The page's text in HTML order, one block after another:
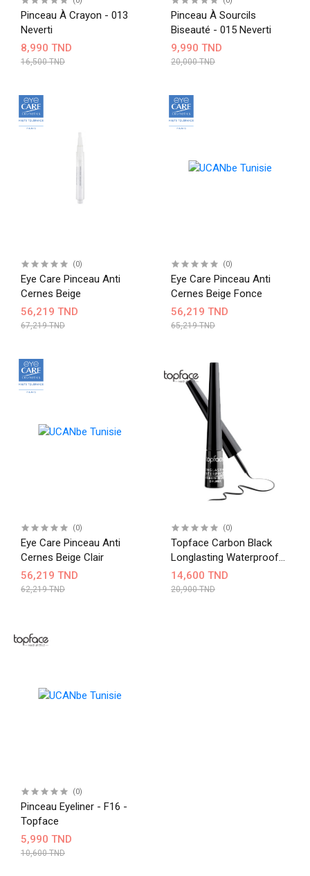
Pinceau À Crayon - 013
Neverti
8,990 TND
16,500 TND
Pinceau À Sourcils
Biseauté - 015 Neverti
9,990 TND
20,000 TND
(0)
Eye Care Pinceau Anti
Cernes Beige
56,219 TND
67,219 TND
(0)
Eye Care Pinceau Anti
Cernes Beige Fonce
56,219 TND
65,219 TND
(0)
Eye Care Pinceau Anti
Cernes Beige Clair
56,219 TND
62,219 TND
(0)
Topface Carbon Black
Longlasting Waterproof
Dipliner
14,600 TND
20,900 TND
(0)
Pinceau Eyeliner - F16 -
Topface
5,990 TND
10,600 TND